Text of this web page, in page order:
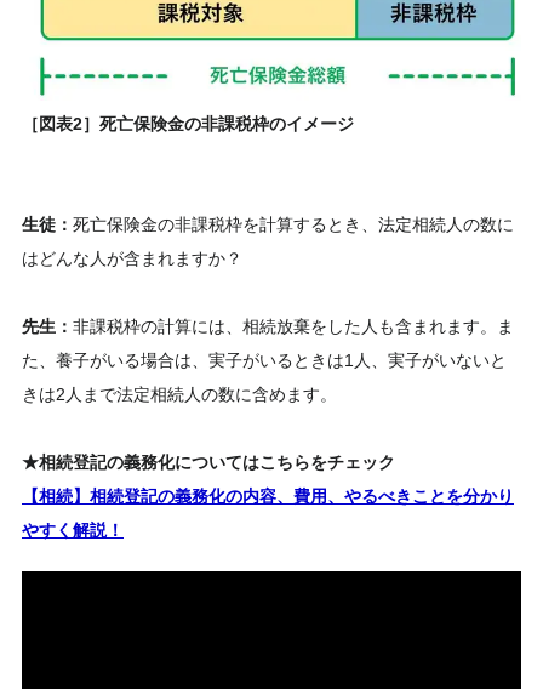
［図表2］死亡保険金の非課税枠のイメージ
生徒： 死亡保険金の非課税枠を計算するとき、法定相続人の数に
はどんな人が含まれますか？
先生： 非課税枠の計算には、相続放棄をした人も含まれます。ま
た、養子がいる場合は、実子がいるときは1人、実子がいないと
きは2人まで法定相続人の数に含めます。
★相続登記の義務化についてはこちらをチェック
【相続】相続登記の義務化の内容、費用、やるべきことを分かり
やすく解説！